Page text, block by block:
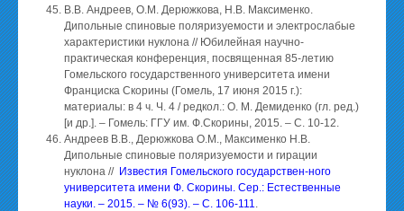
В.В. Андреев, О.М. Дерюжкова, Н.В. Максименко.
Дипольные спиновые поляризуемости и электрослабые
характеристики нуклона // Юбилейная научно-
практическая конференция, посвященная 85-летию
Гомельского государственного университета имени
Франциска Скорины (Гомель, 17 июня 2015 г.):
материалы: в 4 ч. Ч. 4 / редкол.: О. М. Демиденко (гл. ред.)
[и др.]. – Гомель: ГГУ им. Ф.Скорины, 2015. – С. 10-12.
Андреев В.В., Дерюжкова О.М., Максименко Н.В.
Дипольные спиновые поляризуемости и гирации
нуклона // Известия Гомельского государствен-ного
университета имени Ф. Скорины. Сер.: Естественные
науки. – 2015. – № 6(93). – С. 106-111.